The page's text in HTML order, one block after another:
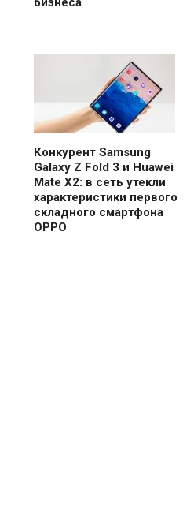
Конкурент Samsung
Galaxy Z Fold 3 и Huawei
Mate X2: в сеть утекли
характеристики первого
складного смартфона
OPPO